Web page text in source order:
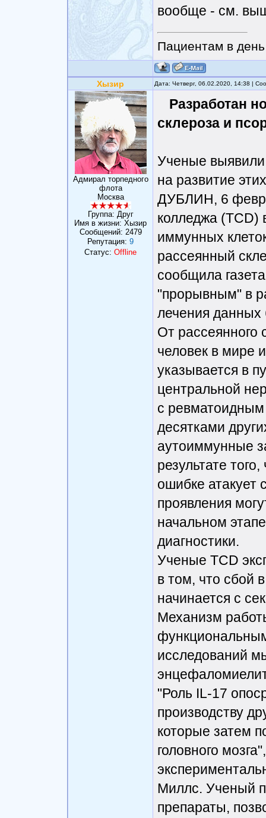
вообще - см.
Пациентам в
Хызир Дата: Четверг, 06.02.2020, 14:38 |
Адмирал торпедного
флота
Москва
Группа: Друг
Имя в жизни: Хызир
Сообщений: 2479
Репутация: 9
Статус: Offline
Разработан
склероза и
Ученые
на развитие
ДУБЛИН, 6
колледжа (TCD)
иммунных
рассеянный
сообщила
"прорывным" в
лечения данных
От рассеянного
человек в мире
указывается в
центральной
с
десятками
аутоиммунные
результате
ошибке атакует
проявления
начальном
диагностики.
Ученые TCD
в том, что сбой
начинается с
Механизм
исследований
"Роль IL-17
производству
которые затем
головного
Миллс. Ученый
препараты,